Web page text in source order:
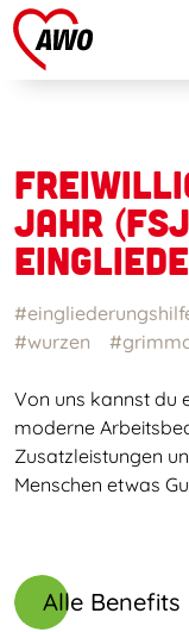
JAHR
#wurzen
Von uns kannst du
moderne
Zusatzleistungen
Menschen etwas
Alle Benefits